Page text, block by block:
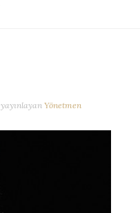
yayınlayan Yönetmen